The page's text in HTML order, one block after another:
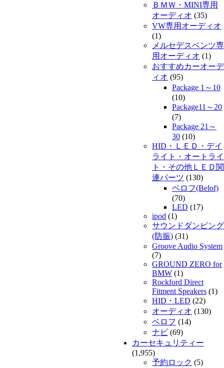
ＢＭＷ・MINI専用
オーディオ (35)
VW専用オーディオ
(1)
メルセデスベンツ専
用オーディオ (1)
おすすめカーオーデ
ィオ (95)
Package 1～10
(10)
Package11～20
(7)
Package 21～
30 (10)
HID・ＬＥＤ・デイ
ライト・オートライ
ト・その他ＬＥＤ関
連パーツ (130)
ベロフ(Belof)
(70)
LED (17)
ipod (1)
サウンドダンピング
(防振) (31)
Groove Audio System
(7)
GROUND ZERO for
BMW (1)
Rockford Direct
Fitment Speakers (1)
HID・LED (22)
オーディオ (130)
ベロフ (14)
ナビ (69)
カーセキュリティー
(1,955)
予約ロック (5)